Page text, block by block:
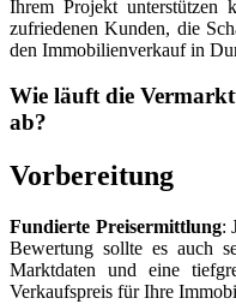
Ihrem Projekt unterstützen
zufriedenen Kunden, die
den Immobilienverkauf in
Wie läuft die
ab?
Vorbereitung
Fundierte Preisermittlung:
Bewertung sollte es auch
Marktdaten und eine
Verkaufspreis für Ihre